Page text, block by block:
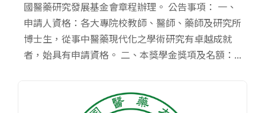
國醫藥研究發展基金會章程辦理。 公告事項： 一、
申請人資格：各大專院校教師、醫師、藥師及研究所
博士生，從事中醫藥現代化之學術研究有卓越成就
者，始具有申請資格。 二、本獎學金獎項及名額：...